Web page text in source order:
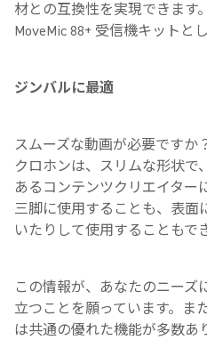
材との互換性を実現できます
MoveMic 88+ 受信機キットと
ジンバルに最適
スムーズな動画が必要ですか
クロホンは、スリムな形状で
あるコンテンツクリエイター
三脚に使用することも、表面
いたりして使用することもで
この情報が、あなたのニーズ
立つことを願っています。ま
は共通の優れた機能が多数あ